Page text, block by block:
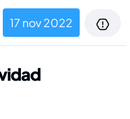
17 nov 2022